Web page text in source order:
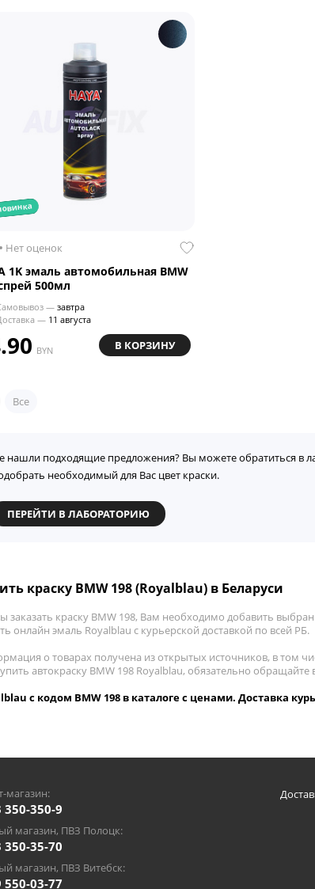
Нет оценок
1K эмаль автомобильная BMW
500мл
—завтра
— 11 августа
BYN В КОРЗИНУ
Все
нашли подходящие предложения? Вы можете обратиться в
необходимый для Вас цвет краски.
ПЕРЕЙТИ В ЛАБОРАТОРИЮ
краску BMW 198 (Royalblau) в Беларуси
заказать краску BMW 198, Вам необходимо добавить
онлайн эмаль Royalblau с курьерской доставкой по всей РБ.
о товарах получена из открытых источников, в том
автокраску BMW 198 Royalblau, обязательно
с кодом BMW 198 в каталоге с ценами. Доставка
магазин:
350-350-9
магазин, ПВЗ Полоцк:
350-35-70
магазин, ПВЗ Витебск:
550-03-77